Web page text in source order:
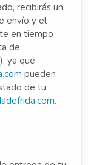
recibirás un
envío y el
en tiempo
de
ya que
pueden
de tu
.